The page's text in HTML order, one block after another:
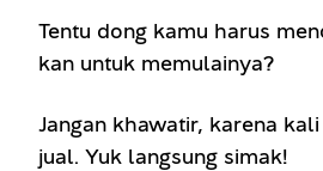
Tentu dong kamu harus
kan untuk memulainya?
Jangan khawatir, karena
jual. Yuk langsung simak!